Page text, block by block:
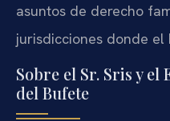
asuntos de derecho
jurisdicciones donde el
Sobre el Sr. Sris y el
del Bufete